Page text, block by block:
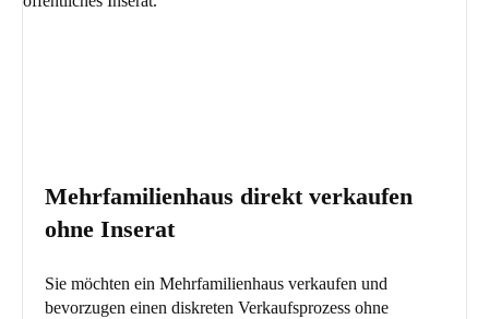
Mehrfamilienhaus direkt verkaufen
ohne Inserat
Sie möchten ein Mehrfamilienhaus verkaufen und
bevorzugen einen diskreten Verkaufsprozess ohne